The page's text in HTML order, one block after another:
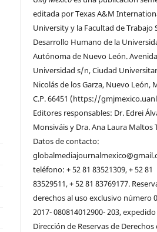
editada por Texas A&M
University y la Facultad de Trabajo
Desarrollo Humano de la
Autónoma de Nuevo León. Avenida
Universidad s/n, Ciudad
Nicolás de los Garza, Nuevo León,
C.P. 66451 (https://
Editores responsables: Dr. Edrei
Monsiváis y Dra. Ana Laura Maltos
Datos de contacto:
teléfono: + 52 81 83521309, + 52 81
83529511, + 52 81 83769177.
derechos al uso exclusivo número
2017- 080814012900- 203,
Dirección de Reservas de Derechos